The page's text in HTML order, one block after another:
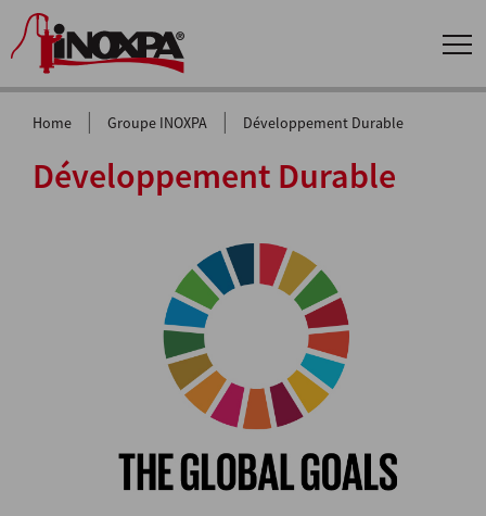
Home | Groupe INOXPA | Développement Durable
Développement Durable